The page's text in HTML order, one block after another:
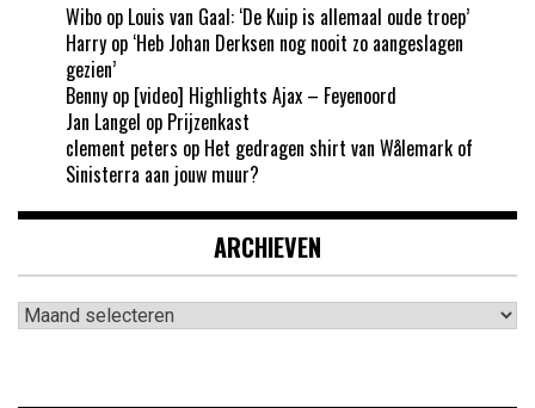
Wibo op Louis van Gaal: ‘De Kuip is allemaal oude troep’
Harry op ‘Heb Johan Derksen nog nooit zo aangeslagen
gezien’
Benny op [video] Highlights Ajax – Feyenoord
Jan Langel op Prijzenkast
clement peters op Het gedragen shirt van Wålemark of
Sinisterra aan jouw muur?
ARCHIEVEN
Archieven